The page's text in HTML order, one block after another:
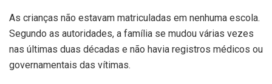
As crianças não estavam matriculadas em nenhuma escola.
Segundo as autoridades, a família se mudou várias vezes
nas últimas duas décadas e não havia registros médicos ou
governamentais das vítimas.